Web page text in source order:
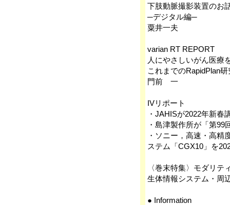
下肢動脈撮影装置のお
─デジタル編─
粟井一夫
varian RT REPORT
人にやさしいがん医療
これまでのRapidPlan
門前 一
IVリポート
・JAHISが2022年新春
・島津製作所が「第
・ソニー，高速・高精
ステム「CGX10」を
〈巻末特集〉モダリ
生体情報システム・周
● Information